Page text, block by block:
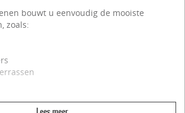
bouwt u eenvoudig de mooiste
zoals:
vijver mee kunt bouwen. Of u nu een laag